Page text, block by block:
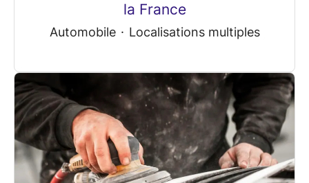
la France
Automobile · Localisations multiples